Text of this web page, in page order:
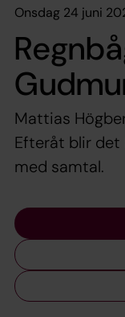
onsdag 24 juni
Mattias
Efteråt blir det
med samtal.